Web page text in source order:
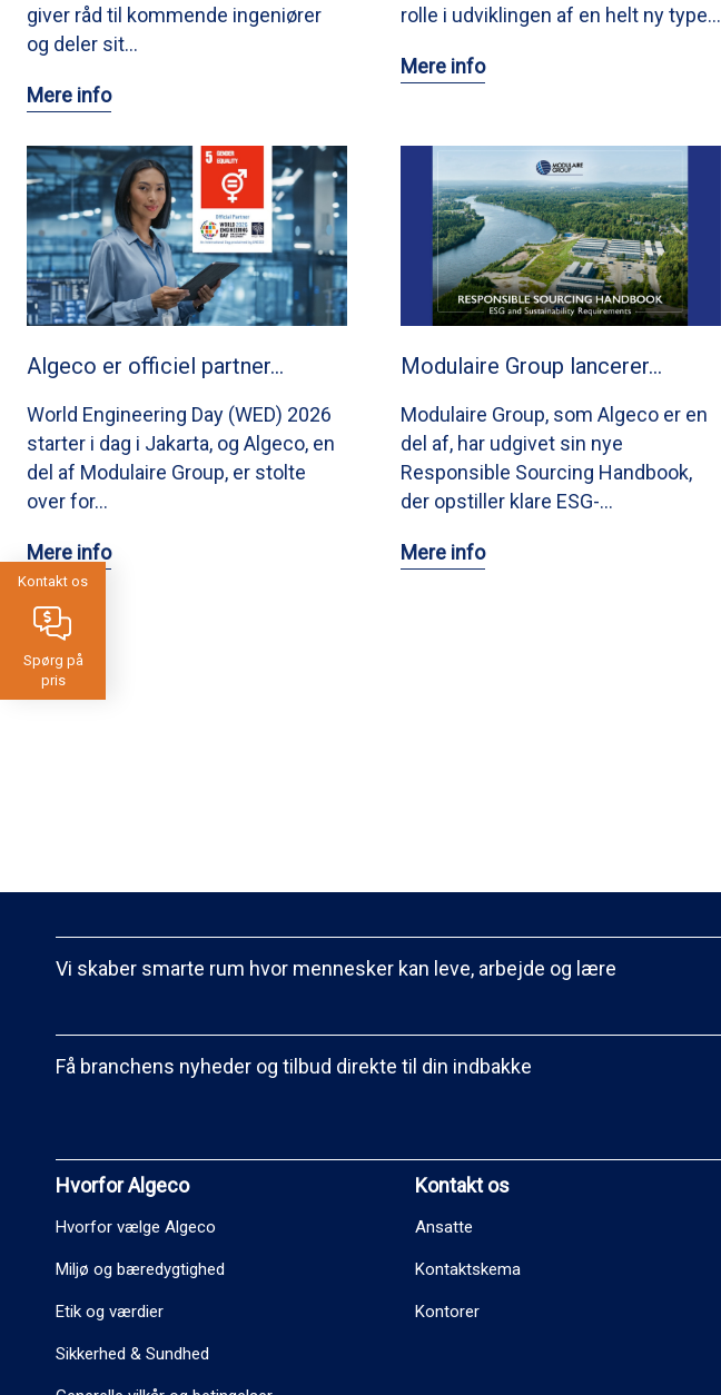
Kontakt os
Spørg på
pris
giver råd til kommende ingeniører
og deler sit…
Mere info
rolle i udviklingen af en helt ny type…
Mere info
Algeco er officiel partner…
World Engineering Day (WED) 2026
starter i dag i Jakarta, og Algeco, en
del af Modulaire Group, er stolte
over for…
Mere info
Modulaire Group lancerer…
Modulaire Group, som Algeco er en
del af, har udgivet sin nye
Responsible Sourcing Handbook,
der opstiller klare ESG-…
Mere info
Vi skaber smarte rum hvor mennesker kan leve, arbejde og lære
Få branchens nyheder og tilbud direkte til din indbakke
Hvorfor Algeco
Hvorfor vælge Algeco
Miljø og bæredygtighed
Etik og værdier
Sikkerhed & Sundhed
Kontakt os
Ansatte
Kontaktskema
Kontorer